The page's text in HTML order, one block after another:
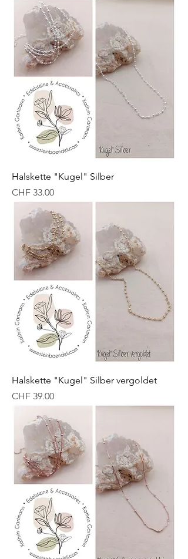
Halskette "Kugel" Silber
Preis
CHF 33.00
Halskette "Kugel" Silber vergoldet
Preis
CHF 39.00